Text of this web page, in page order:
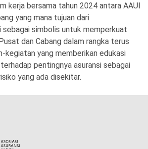
kerja bersama tahun 2024 antara AAUI
yang mana tujuan dari
sebagai simbolis untuk memperkuat
dan Cabang dalam rangka terus
kegiatan yang memberikan edukasi
pentingnya asuransi sebagai
yang ada disekitar.